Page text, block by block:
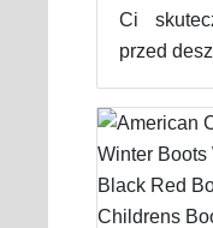
Ci
przed